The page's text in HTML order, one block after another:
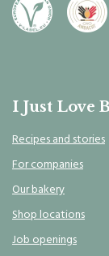
I Just Love
Recipes and stories
For companies
Our bakery
Shop locations
Job openings